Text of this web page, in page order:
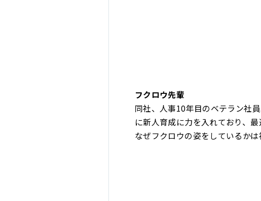
フクロウ先輩
同社、人事10年目のベテラン社
に新人育成に力を入れており、
なぜフクロウの姿をしているか